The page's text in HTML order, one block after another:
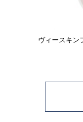
ヴィースキン